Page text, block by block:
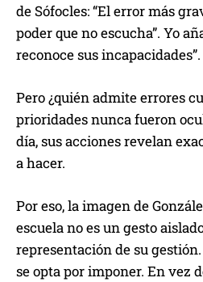
de Sófocles: “El error más
poder que no escucha”. Yo
reconoce sus incapacidades”.
Pero ¿quién admite errores
prioridades nunca fueron
día, sus acciones revelan
a hacer.
Por eso, la imagen de
escuela no es un gesto
representación de su
se opta por imponer. En vez